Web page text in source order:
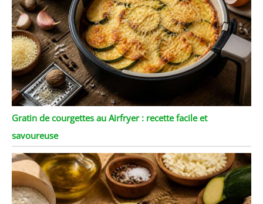
Gratin de courgettes au Airfryer : recette facile et
savoureuse